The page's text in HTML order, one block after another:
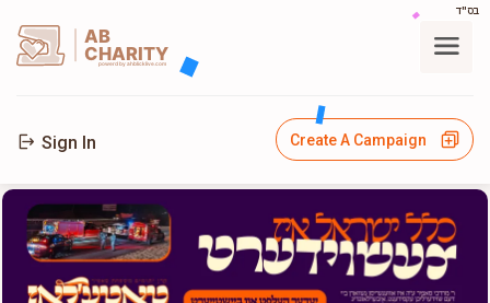
בס"ד
AB
CHARITY
powerd by ahblicklive.com
Sign In Create A Campaign